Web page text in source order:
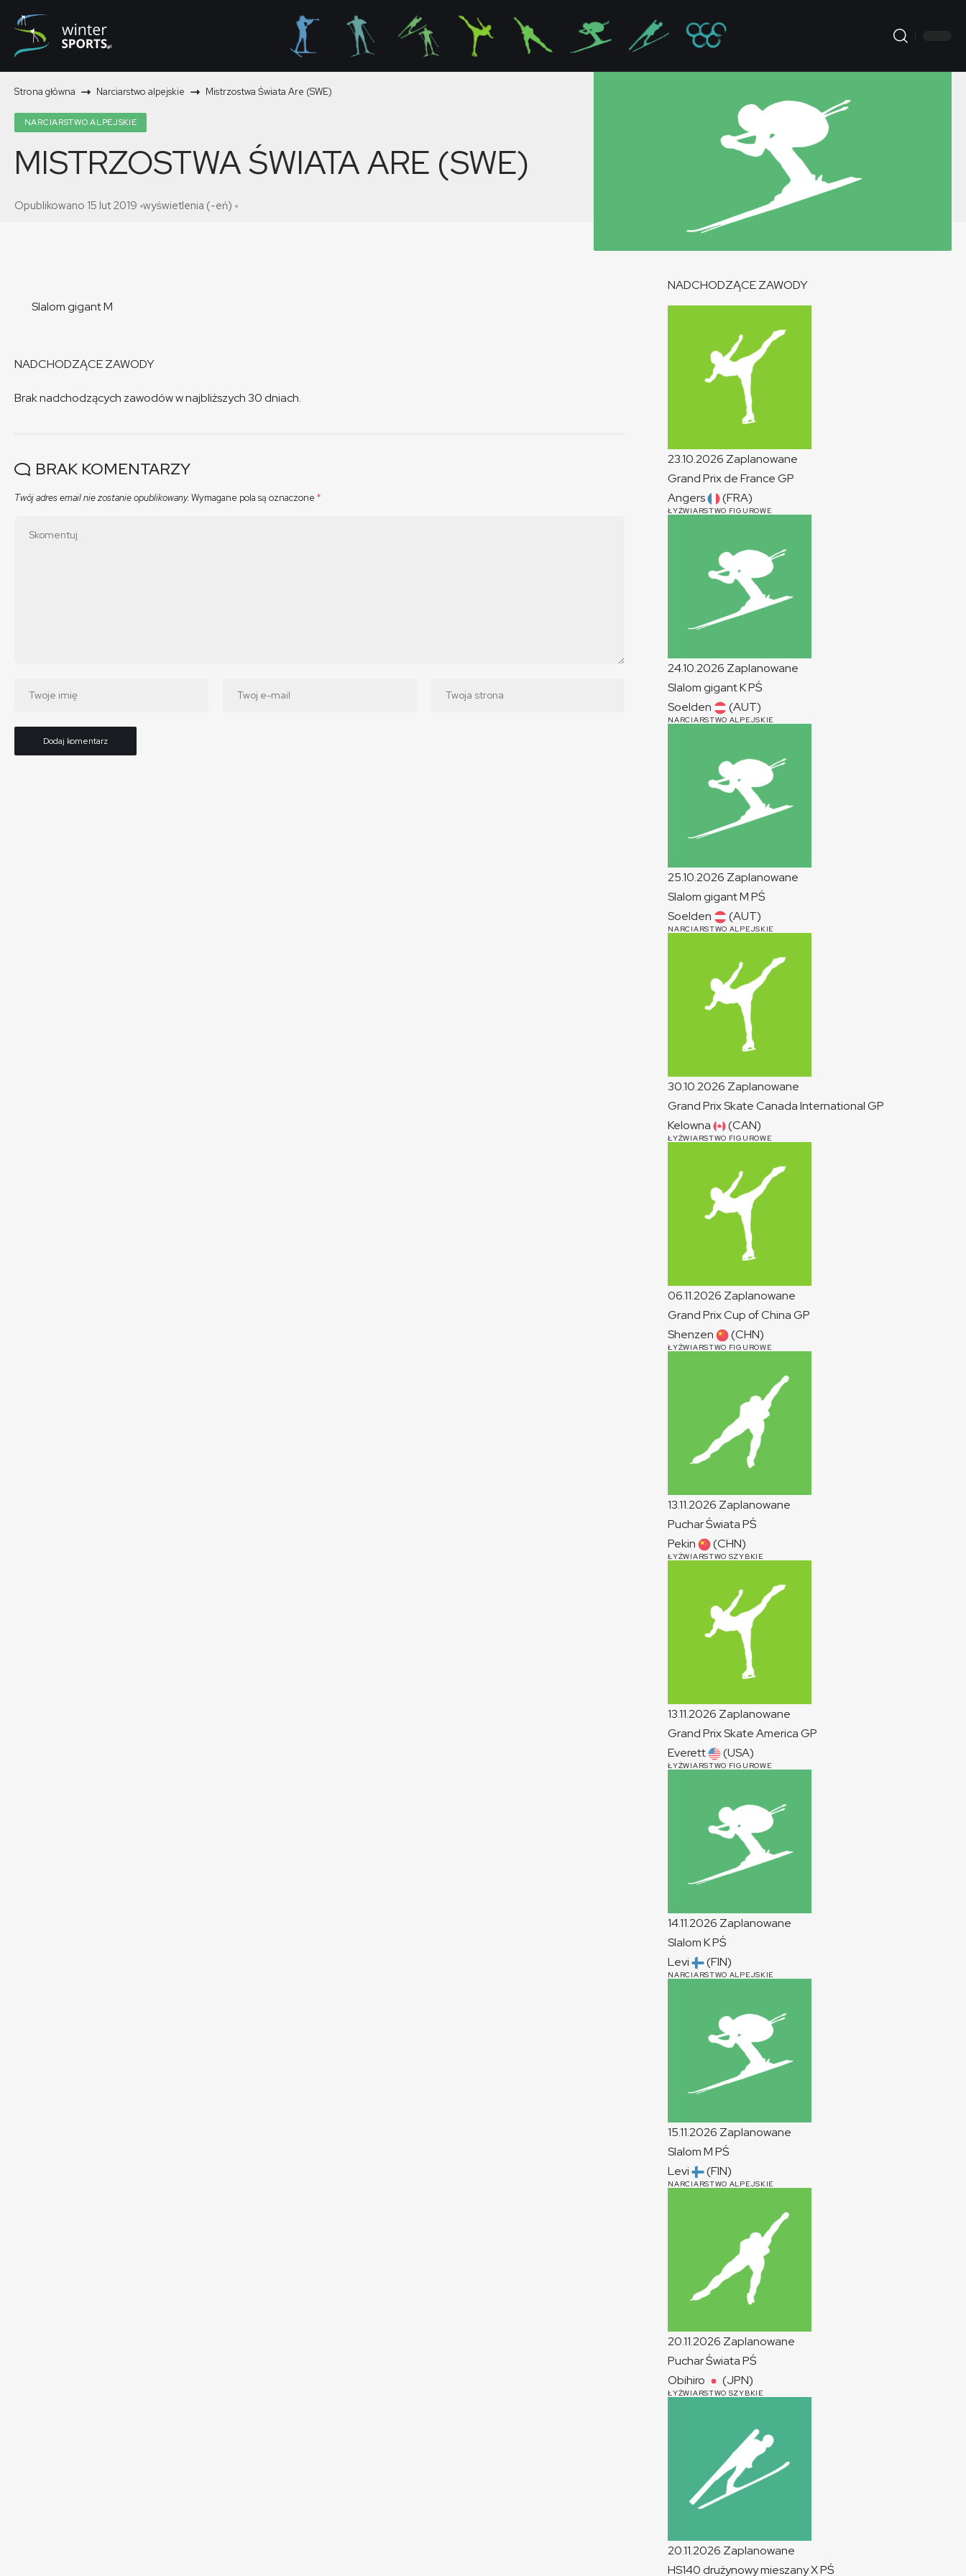
Strona główna Narciarstwo alpejskie Mistrzostwa Świata Are (SWE)
NARCIARSTWO ALPEJSKIE
MISTRZOSTWA ŚWIATA ARE (SWE)
Opublikowano 15 lut 2019 wyświetlenia (-eń)
Slalom gigant M
NADCHODZĄCE ZAWODY
Brak nadchodzących zawodów w najbliższych 30 dniach.
BRAK KOMENTARZY
Twój adres email nie zostanie opublikowany. Wymagane pola są oznaczone *
NADCHODZĄCE ZAWODY
23.10.2026 Zaplanowane
Grand Prix de FranceGP
Angers
(FRA)
ŁYŻWIARSTWO FIGUROWE
24.10.2026 Zaplanowane
Slalom gigantKPŚ
Soelden
(AUT)
NARCIARSTWO ALPEJSKIE
25.10.2026 Zaplanowane
Slalom gigantM PŚ
Soelden
(AUT)
NARCIARSTWO ALPEJSKIE
30.10.2026 Zaplanowane
Grand Prix Skate Canada InternationalGP
Kelowna
(CAN)
ŁYŻWIARSTWO FIGUROWE
06.11.2026 Zaplanowane
Grand Prix Cup of ChinaGP
Shenzen
(CHN)
ŁYŻWIARSTWO FIGUROWE
13.11.2026 Zaplanowane
Puchar ŚwiataPŚ
Pekin
(CHN)
ŁYŻWIARSTWO SZYBKIE
13.11.2026 Zaplanowane
Grand Prix Skate AmericaGP
Everett
(USA)
ŁYŻWIARSTWO FIGUROWE
14.11.2026 Zaplanowane
SlalomKPŚ
Levi
(FIN)
NARCIARSTWO ALPEJSKIE
15.11.2026 Zaplanowane
SlalomM PŚ
Levi
(FIN)
NARCIARSTWO ALPEJSKIE
20.11.2026 Zaplanowane
Puchar ŚwiataPŚ
Obihiro
(JPN)
ŁYŻWIARSTWO SZYBKIE
20.11.2026 Zaplanowane
HS140 drużynowy mieszanyXPŚ